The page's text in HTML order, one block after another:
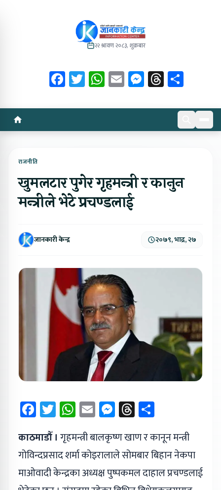
२२ श्रावण २०८३, शुक्रबार
Facebook
Twitter
WhatsApp
EmailMessenger
Threads
राजनीति
खुमलटार पुगेर गृहमन्त्री र कानुन
मन्त्रीले भेटे प्रचण्डलाई
जानकारी केन्द्र २०७९, भाद्र, २७
Facebook
Twitter
WhatsApp
EmailMessenger
Threads
काठमाडौँ । गृहमन्त्री बालकृष्ण खाण र कानून मन्त्री
गोविन्दप्रसाद शर्मा कोइरालाले सोमबार बिहान नेकपा
माओवादी केन्द्रका अध्यक्ष पुष्पकमल दाहाल प्रचण्डलाई